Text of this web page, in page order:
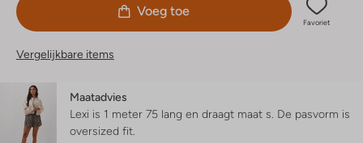
Voeg toe
Favoriet
Vergelijkbare items
Maatadvies
Lexi is 1 meter 75 lang en draagt maat s. De pasvorm is
oversized fit